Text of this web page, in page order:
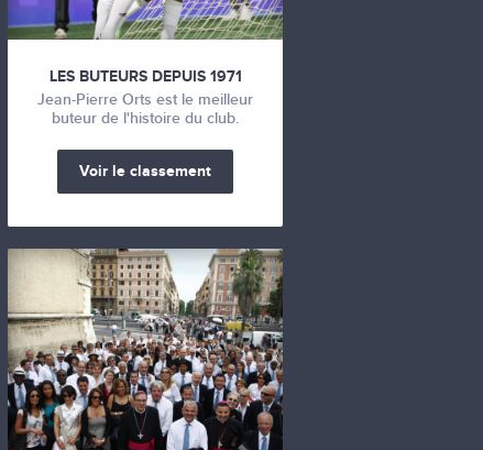
LES BUTEURS DEPUIS 1971
Jean-Pierre Orts est le meilleur
buteur de l'histoire du club.
Voir le classement